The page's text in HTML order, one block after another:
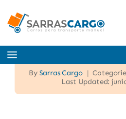
contenido
Toggle
Navigation
By Sarras Cargo |
Last Updated: